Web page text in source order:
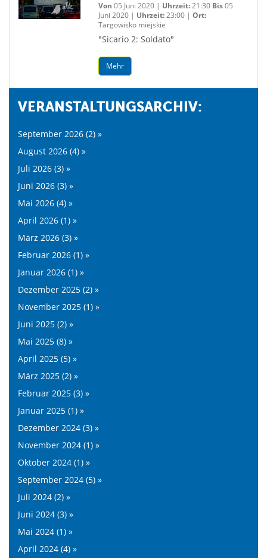
Von 05 Juni 2020 | Uhrzeit:21:30 Bis05
Juni 2020 | Uhrzeit:23:00 | Ort:
Targowisko miejskie
"Sicario 2: Soldato"
Mehr
VERANSTALTUNGSARCHIV:
September 2026 (2) »
August 2026 (4) »
Juli 2026 (3) »
Juni 2026 (3) »
Mai 2026 (4) »
April 2026 (1) »
März 2026 (3) »
Februar 2026 (1) »
Januar 2026 (1) »
Dezember 2025 (2) »
November 2025 (1) »
Juni 2025 (2) »
Mai 2025 (8) »
April 2025 (5) »
März 2025 (2) »
Februar 2025 (3) »
Januar 2025 (1) »
Dezember 2024 (3) »
November 2024 (1) »
Oktober 2024 (1) »
September 2024 (5) »
Juli 2024 (2) »
Juni 2024 (3) »
Mai 2024 (1) »
April 2024 (4) »